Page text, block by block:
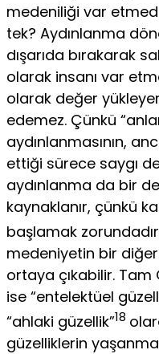
medeniliği var
tek? Aydınlanma
dışarıda bırakarak
olarak insanı var
olarak değer
edemez. Çünkü
aydınlanmasının,
etti­ği sürece saygı
aydınlanma da bir
kaynaklanır, çünkü
başlamak
medeniyetin bir diğer
ortaya çıkabilir. Tam
ise “entelektüel
“ahlaki güzellik”18
güzelliklerin